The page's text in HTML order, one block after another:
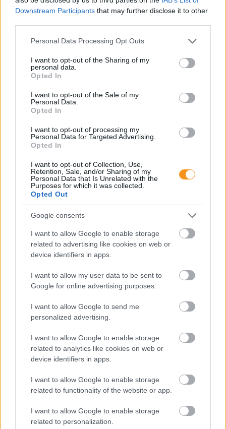
Downstream Participants that may further disclose it to other
Please note that this website/app uses one or more Google
not limited to your visit or usage behaviour. You may click to
grant or deny consent to Google and its third-party tags to
use your data for below specified purposes in below Google
consent section.
Personal Data Processing Opt Outs
I want to opt-out of the Sharing of my
personal data.
Opted In
I want to opt-out of the Sale of my
Personal Data.
Opted In
I want to opt-out of processing my
Personal Data for Targeted Advertising.
Opted In
I want to opt-out of Collection, Use,
Retention, Sale, and/or Sharing of my
Personal Data that Is Unrelated with the
Purposes for which it was collected.
Opted Out
Google consents
I want to allow Google to enable storage
related to advertising like cookies on web or
device identifiers in apps.
I want to allow my user data to be sent to
Google for online advertising purposes.
I want to allow Google to send me
personalized advertising.
I want to allow Google to enable storage
related to analytics like cookies on web or
device identifiers in apps.
I want to allow Google to enable storage
related to functionality of the website or app.
I want to allow Google to enable storage
related to personalization.
játszik.
lennének a harapási problémák!
Fogszabályozó orvos tanácsai
A gyermekek és fiatalok körében ma már 65–75
százalékra tehető a harapási rendellenességek
aránya, vagyis szinte minden második–harmadik
gyakran csak akkor veszik észre őket, amikor már
beavatkozni. Fogorvos tanácsai.
Másképp is lehet: Pozitív
Fegyelmezés az iskolában
egyetértenek: nem szeretnék, ha a tanár kiabálna
gyermekükkel az iskolában. Ám ha egy